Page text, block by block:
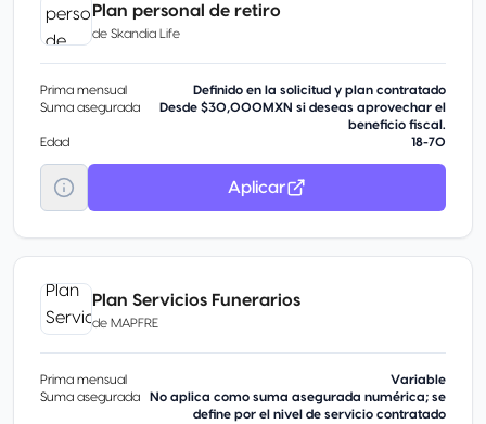
Plan personal de retiro
de Skandia Life
Prima mensual
Definido en la solicitud y plan contratado
Suma asegurada
Desde $30,000MXN si deseas aprovechar el
beneficio fiscal.
Edad
18-70
Aplicar
Plan Servicios Funerarios
de MAPFRE
Prima mensual
Variable
Suma asegurada
No aplica como suma asegurada numérica; se
define por el nivel de servicio contratado